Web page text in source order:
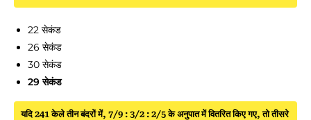
22 सेकंड
26 सेकंड
30 सेकंड
29 सेकंड
यदि 241 केले तीन बंदरों में, 7/9 : 3/2 : 2/5 के अनुपात में वितरित किए गए, तो तीसरे